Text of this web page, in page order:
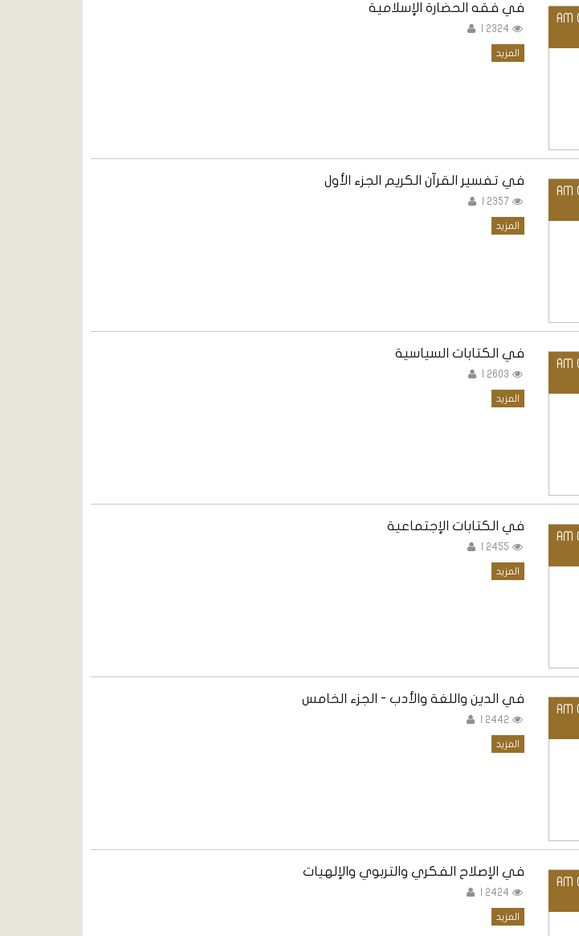
في فقه الحضارة الإسلامية
المزيد
في تفسير القرآن الكريم الجزء الأول
المزيد
في الكتابات السياسية
المزيد
في الكتابات الإجتماعية
المزيد
في الدين واللغة والأدب - الجزء الخامس
المزيد
في الإصلاح الفكري والتربوي والإلهيات
المزيد